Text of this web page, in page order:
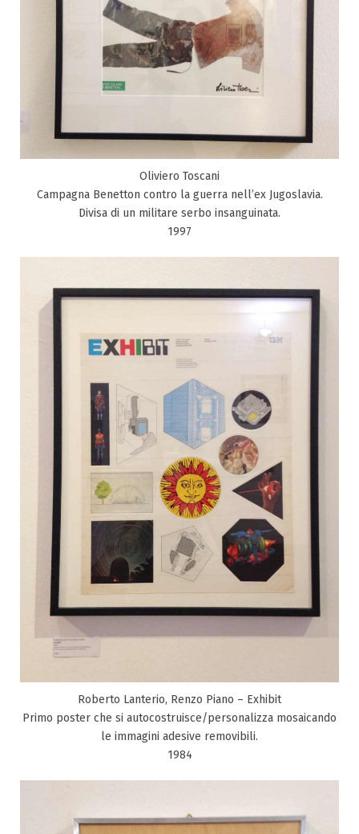
Oliviero Toscani
Campagna Benetton contro la guerra nell’ex Jugoslavia.
Divisa di un militare serbo insanguinata.
1997
Roberto Lanterio, Renzo Piano – Exhibit
Primo poster che si autocostruisce/personalizza mosaicando
le immagini adesive removibili.
1984